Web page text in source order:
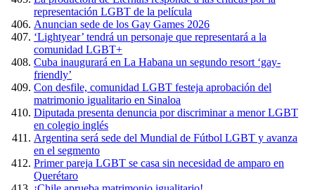
representación LGBT de la película
Anuncian sede de los Gay Games 2026
‘Lightyear’ tendrá un personaje que representará a la
comunidad LGBT+
Cuba inaugurará en La Habana un segundo resort ‘gay-
friendly’
Con desfile, comunidad LGBT festeja aprobación del
matrimonio igualitario en Sinaloa
Diputada presenta denuncia por discriminar a menor LGBT
en colegio inglés
Argentina será sede del Mundial de Fútbol LGBT y avanza
en el segmento
Primer pareja LGBT se casa sin necesidad de amparo en
Querétaro